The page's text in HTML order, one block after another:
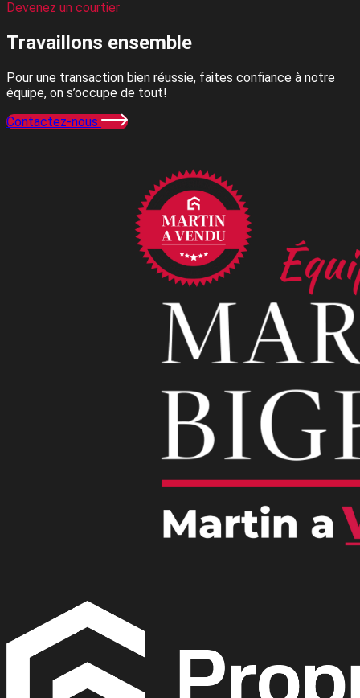
Devenez un courtier
Travaillons ensemble
Pour une transaction bien réussie, faites confiance à notre
équipe, on s’occupe de tout!
Contactez-nous